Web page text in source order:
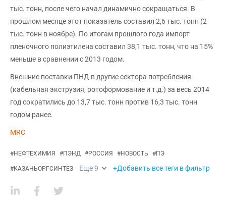
тыс. тонн, после чего начал динамично сокращаться. В
прошлом месяце этот показатель составил 2,6 тыс. тонн (2
тыс. тонн в ноябре). По итогам прошлого года импорт
пленочного полиэтилена составил 38,1 тыс. тонн, что на 15%
меньше в сравнении с 2013 годом.
Внешние поставки ПНД в другие сектора потребления
(кабельная экструзия, ротоформование и т.д.) за весь 2014
год сократились до 13,7 тыс. тонн против 16,3 тыс. тонн
годом ранее.
MRC
#НЕФТЕХИМИЯ #ПЭНД #РОССИЯ #НОВОСТЬ #ПЭ
#КАЗАНЬОРГСИНТЕЗ Еще9 +Добавить все теги в фильтр